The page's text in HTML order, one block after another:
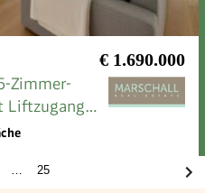
€ 1.690.000
Zimmer-
Liftzugang
25